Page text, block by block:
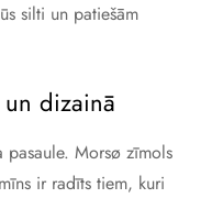
silti un patiešām
dizainā
pasaule. Morsø zīmols
ir radīts tiem, kuri